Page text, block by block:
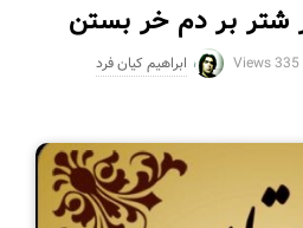
شتر بر دم خر بستن
335 Views ابراهیم کیان فرد